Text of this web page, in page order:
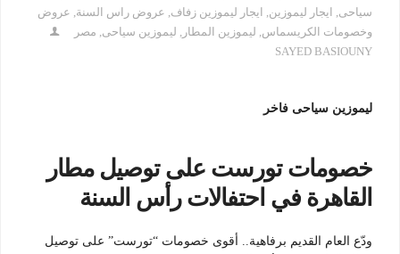
سياحى, ايجار ليموزين, ايجار ليموزين زفاف, عروض راس السنة, عروض
وخصومات الكريسماس, ليموزين المطار , ليموزين سياحى, مصر
SAYED BASIOUNY
ليموزين سياحى فاخر
خصومات تورست على توصيل مطار
القاهرة في احتفالات رأس السنة
ودّع العام القديم برفاهية.. أقوى خصومات “تورست” على توصيل